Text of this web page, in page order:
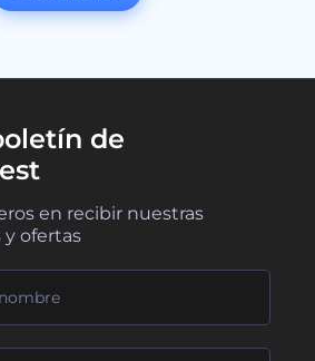
de
en recibir nuestras
ofertas